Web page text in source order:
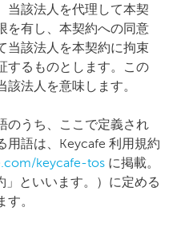
当該法人を代理して本契
を有し、本契約への同意
当該法人を本契約に拘束
するものとします。この
法人を意味します。
のうち、ここで定義され
用語は、Keycafe 利用規約
keycafe-tos に掲載。
」といいます。）に定める
す。